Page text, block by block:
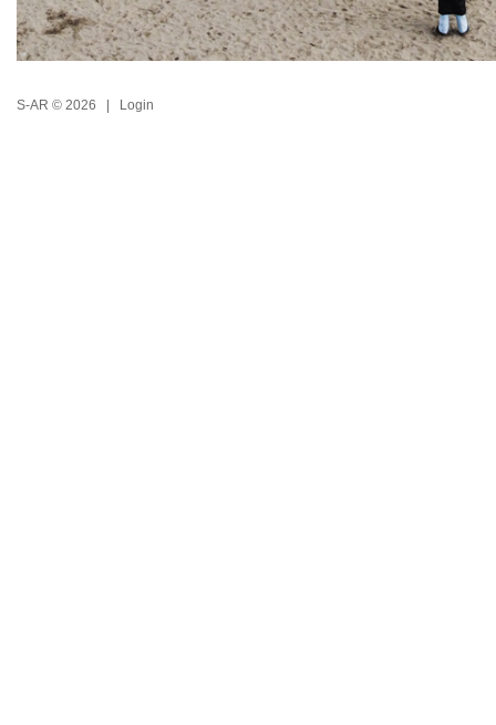
S-AR © 2026 | Login